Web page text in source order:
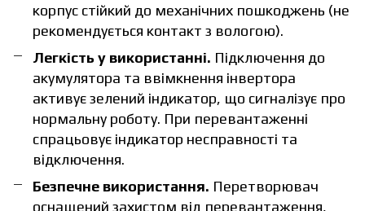
корпус стійкий до механічних пошкоджень (не
рекомендується контакт з вологою).
Легкість у використанні. Підключення до
акумулятора та ввімкнення інвертора
активує зелений індикатор, що сигналізує про
нормальну роботу. При перевантаженні
спрацьовує індикатор несправності та
відключення.
Безпечне використання. Перетворювач
оснащений захистом від перевантаження,